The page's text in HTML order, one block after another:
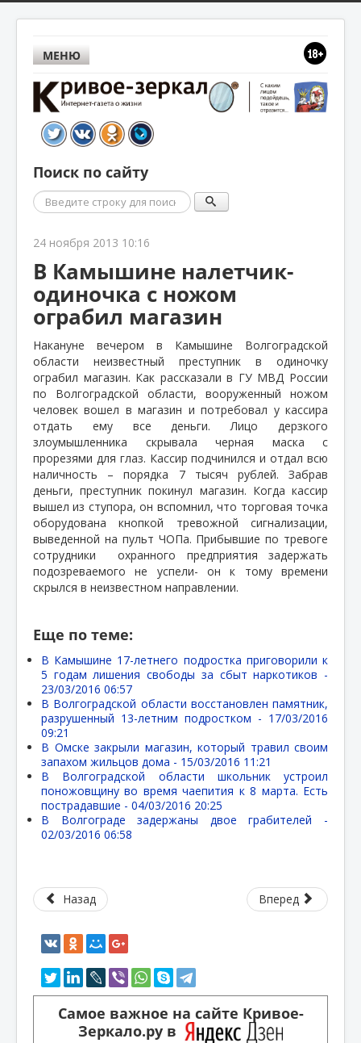
МЕНЮ
Поиск по сайту
Поиск
24 ноября 2013 10:16
В Камышине налетчик-
одиночка с ножом
ограбил магазин
Накануне вечером в Камышине Волгоградской
области неизвестный преступник в одиночку
ограбил магазин. Как рассказали в ГУ МВД России
по Волгоградской области, вооруженный ножом
человек вошел в магазин и потребовал у кассира
отдать ему все деньги. Лицо дерзкого
злоумышленника скрывала черная маска с
прорезями для глаз. Кассир подчинился и отдал всю
наличность – порядка 7 тысяч рублей. Забрав
деньги, преступник покинул магазин. Когда кассир
вышел из ступора, он вспомнил, что торговая точка
оборудована кнопкой тревожной сигнализации,
выведенной на пульт ЧОПа. Прибывшие по тревоге
сотрудники
охранного предприятия задержать
подозреваемого не успели- он к тому времени
скрылся в неизвестном направлении.
Еще по теме:
В Камышине 17-летнего подростка приговорили к
5 годам лишения свободы за сбыт наркотиков -
23/03/2016 06:57
В Волгоградской области восстановлен памятник,
разрушенный 13-летним подростком - 17/03/2016
09:21
В Омске закрыли магазин, который травил своим
запахом жильцов дома - 15/03/2016 11:21
В Волгоградской области школьник устроил
поножовщину во время чаепития к 8 марта. Есть
пострадавшие - 04/03/2016 20:25
В Волгограде задержаны двое грабителей -
02/03/2016 06:58
Назад Вперед
Самое важное на сайте Кривое-
Зеркало.ру в